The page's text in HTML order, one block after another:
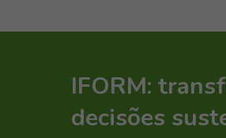
IFORM:
decisões